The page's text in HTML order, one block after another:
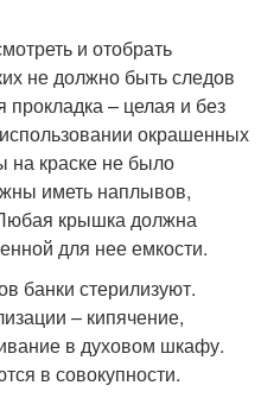
и отобрать
не должно быть следов
– целая и без
окрашенных
на краске не было
иметь наплывов,
крышка должна
для нее емкости.
банки стерилизуют.
– кипячение,
в духовом шкафу.
в совокупности.